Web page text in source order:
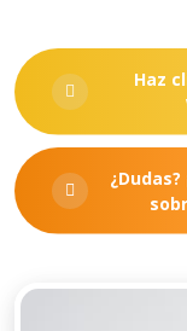
Haz